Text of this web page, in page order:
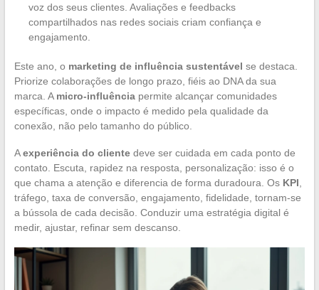
voz dos seus clientes. Avaliações e feedbacks
compartilhados nas redes sociais criam confiança e
engajamento.
Este ano, o marketing de influência sustentável se destaca.
Priorize colaborações de longo prazo, fiéis ao DNA da sua
marca. A micro-influênciapermite alcançar comunidades
específicas, onde o impacto é medido pela qualidade da
conexão, não pelo tamanho do público.
Aexperiência do clientedeve ser cuidada em cada ponto de
contato. Escuta, rapidez na resposta, personalização: isso é o
que chama a atenção e diferencia de forma duradoura. Os KPI
tráfego, taxa de conversão, engajamento, fidelidade, tornam-se
a bússola de cada decisão. Conduzir uma estratégia digital é
medir, ajustar, refinar sem descanso.